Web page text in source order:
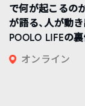
で何が起こるの
が語る、人が動
POOLO LIFEの
オンライン